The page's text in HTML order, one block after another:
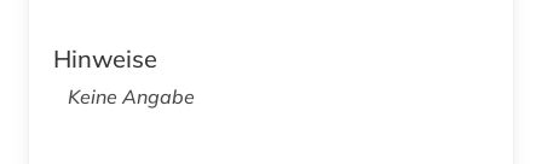
Hinweise
Keine Angabe